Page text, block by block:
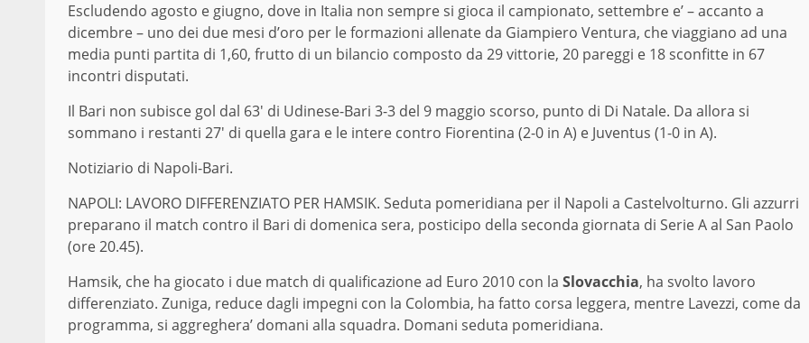
Escludendo agosto e giugno, dove in Italia non sempre si gioca il campionato, settembre e’ – accanto a
dicembre – uno dei due mesi d’oro per le formazioni allenate da Giampiero Ventura, che viaggiano ad una
media punti partita di 1,60, frutto di un bilancio composto da 29 vittorie, 20 pareggi e 18 sconfitte in 67
incontri disputati.
Il Bari non subisce gol dal 63′ di Udinese-Bari 3-3 del 9 maggio scorso, punto di Di Natale. Da allora si
sommano i restanti 27′ di quella gara e le intere contro Fiorentina (2-0 in A) e Juventus (1-0 in A).
Notiziario di Napoli-Bari.
NAPOLI: LAVORO DIFFERENZIATO PER HAMSIK. Seduta pomeridiana per il Napoli a Castelvolturno. Gli azzurri
preparano il match contro il Bari di domenica sera, posticipo della seconda giornata di Serie A al San Paolo
(ore 20.45).
Hamsik, che ha giocato i due match di qualificazione ad Euro 2010 con la Slovacchia, ha svolto lavoro
differenziato. Zuniga, reduce dagli impegni con la Colombia, ha fatto corsa leggera, mentre Lavezzi, come da
programma, si aggreghera’ domani alla squadra. Domani seduta pomeridiana.